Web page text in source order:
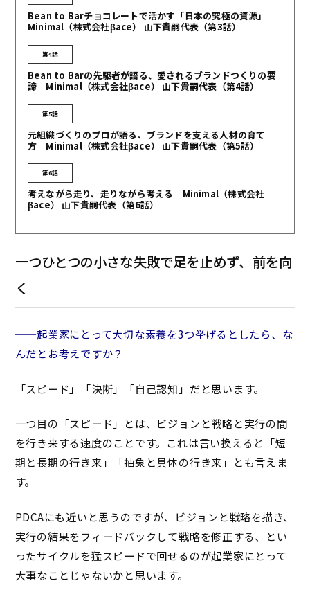
Bean to Barチョコレートで活かす「日本の究極の資源」
Minimal（株式会社βace） 山下貴嗣代表（第3話）
第4話
Bean to Barの先駆者が語る、愛されるブランドつくりの要
諦 Minimal（株式会社βace） 山下貴嗣代表（第4話）
第5話
元組織づくりのプロが語る、ブランドを支える人材の育て
方 Minimal（株式会社βace） 山下貴嗣代表（第5話）
第6話
考えながら走り、走りながら考える Minimal（株式会社
βace） 山下貴嗣代表（第6話）
一つひとつの小さな失敗で足を止めず、前を向
く
──起業家にとって大切な素養を3つ挙げるとしたら、な
んだとお考えですか？
「スピード」「決断」「自己認知」だと思います。
一つ目の「スピード」とは、ビジョンと戦略と実行の間
を行き来する速度のことです。これは言い換えると「短
期と長期の行き来」「抽象と具体の行き来」とも言えま
す。
PDCAにも近いと思うのですが、ビジョ ンと戦略を描き、
実行の結果をフィードバックして戦略を修正する、とい
ったサイクルを猛スピードで回せるのが起業家にとって
大事なことじゃないかと思います。